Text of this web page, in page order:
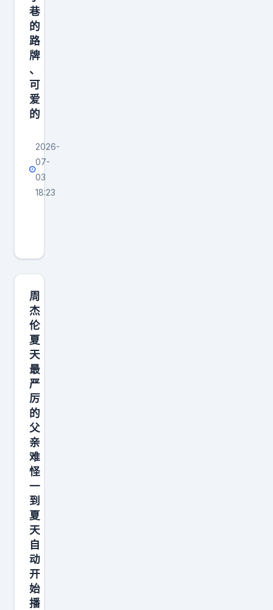
神
仙
打
架
名
场
面
巷
的
路
牌
、
可
爱
的
2026-
07-
03
18:23
在
是
一
座
巨
大
的
汪
苏
泷
痛
城
整
沈
阳
都
藏
着
汪
苏
周
杰
伦
夏
天
最
严
厉
的
父
亲
难
怪
一
到
夏
天
自
动
开
始
播